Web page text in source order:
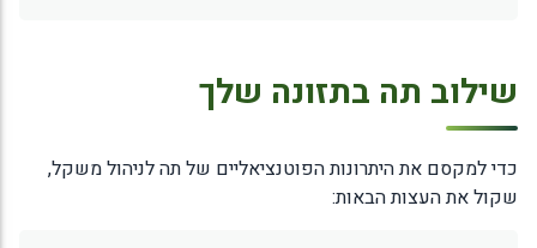
שילוב תה בתזונה שלך
כדי למקסם את היתרונות הפוטנציאליים של תה לניהול משקל,
שקול את העצות הבאות: